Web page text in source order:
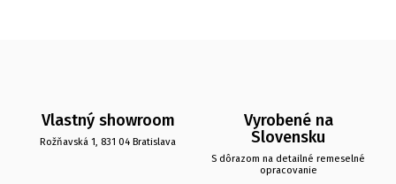
Vlastný showroom
Rožňavská 1, 831 04 Bratislava
Vyrobené na
Slovensku
S dôrazom na detailné remeselné
opracovanie